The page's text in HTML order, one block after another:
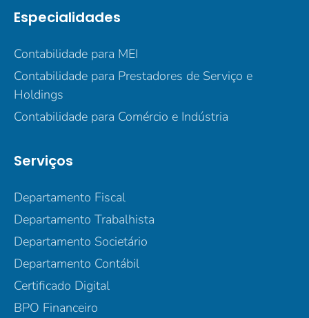
Especialidades
Contabilidade para MEI
Contabilidade para Prestadores de Serviço e
Holdings
Contabilidade para Comércio e Indústria
Serviços
Departamento Fiscal
Departamento Trabalhista
Departamento Societário
Departamento Contábil
Certificado Digital
BPO Financeiro